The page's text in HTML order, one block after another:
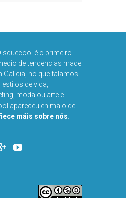
Disquecool é o primeiro